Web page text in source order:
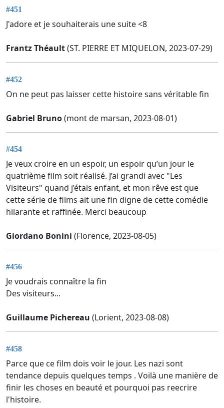
#451
J'adore et je souhaiterais une suite <8
Frantz Théault(ST. PIERRE ET MIQUELON, 2023-07-29)
#452
On ne peut pas laisser cette histoire sans véritable fin
Gabriel Bruno(mont de marsan, 2023-08-01)
#454
Je veux croire en un espoir, un espoir qu’un jour le
quatrième film soit réalisé. J’ai grandi avec "Les
Visiteurs" quand j’étais enfant, et mon rêve est que
cette série de films ait une fin digne de cette comédie
hilarante et raffinée. Merci beaucoup
Giordano Bonini (Florence, 2023-08-05)
#456
Je voudrais connaître la fin
Des visiteurs...
Guillaume Pichereau (Lorient, 2023-08-08)
#458
Parce que ce film dois voir le jour. Les nazi sont
tendance depuis quelques temps . Voilà une manière de
finir les choses en beauté et pourquoi pas reecrire
l'histoire.